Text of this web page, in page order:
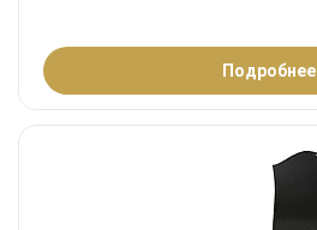
Подробнее